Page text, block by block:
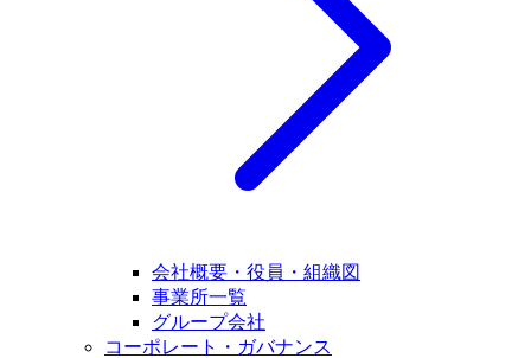
会社概要・役員・組織図
事業所一覧
グループ会社
コーポレート・ガバナンス